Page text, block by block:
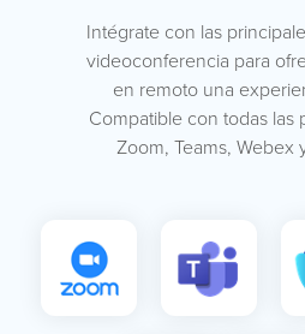
Intégrate con las
videoconferencia para
en remoto una
Compatible con todas las
Zoom, Teams, Webex